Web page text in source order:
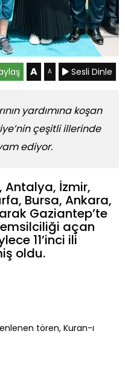
A A Sesli Dinle
yardımına koşan
çeşitli illerinde
ediyor.
Antalya, İzmir,
Bursa, Ankara,
Gaziantep’te
açan
11’inci ili
oldu.
tören, Kuran-ı